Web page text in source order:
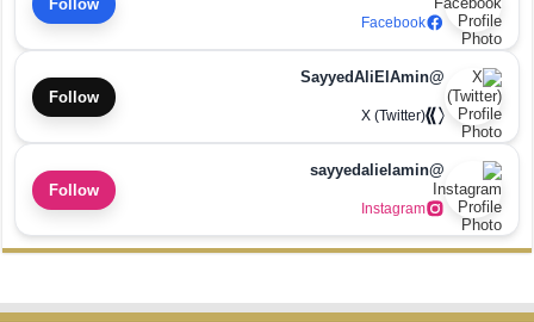
Facebook
Follow
@SayyedAliElAmin
X (Twitter)
Follow
@sayyedalielamin
Instagram
Follow